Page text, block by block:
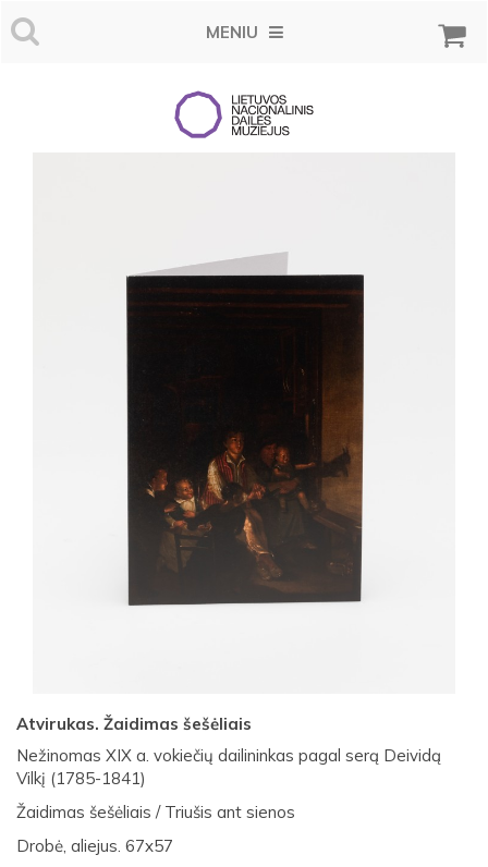
MENIU
Atvirukas. Žaidimas šešėliais
Nežinomas XIX a. vokiečių dailininkas pagal serą Deividą
Vilkį (1785-1841)
Žaidimas šešėliais / Triušis ant sienos
Drobė, aliejus. 67x57